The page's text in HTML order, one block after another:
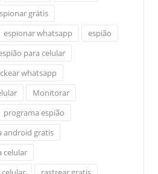
grátis
espionar whatsapp
espião
para celular
whatsapp
Monitorar
programa espião
android gratis
celular